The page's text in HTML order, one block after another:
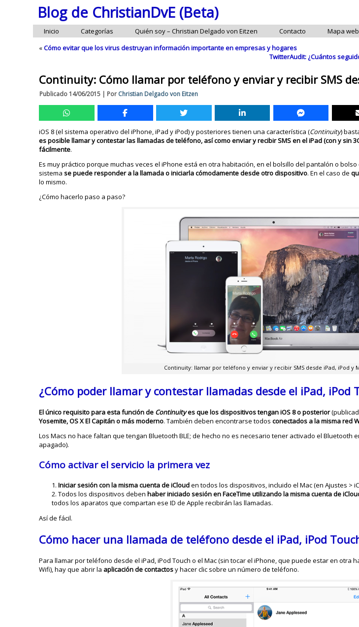
Blog de ChristianDvE (Beta)
Inicio Categorías Quién soy – Christian Delgado von Eitzen Contacto
Mapa web
«Cómo evitar que los virus destruyan información importante en empresas y hogares
TwitterAudit: ¿Cuántos
Continuity: Cómo llamar por teléfono y enviar y recibir SMS
Publicado14/06/2015 | Por Christian Delgado von Eitzen
iOS 8 (el sistema operativo del iPhone, iPad y iPod) y posteriores tienen una característica (Continuity)
es posible llamar y contestar las llamadas de teléfono, así como enviar y recibir SMS en el iPad (con y sin
fácilmente.
Es muy práctico porque muchas veces el iPhone está en otra habitación, en el bolsillo del pantalón o
sistemase puede responder a la llamada o iniciarla cómodamente desde otro dispositivo. En el caso de
lo mismo.
¿Cómo hacerlo paso a paso?
Continuity: llamar por teléfono y enviar y recibir SMS desde iPad, iPod y
¿Cómo poder llamar y contestar llamadas desde el iPad, iPod
El único requisito para esta función de Continuityes que los dispositivos tengan iOS 8 o posterior
Yosemite, OS X El Capitán o más moderno. También deben encontrarse todosconectados a la misma red
Los Macs no hace faltan que tengan Bluetooth BLE; de hecho no es necesario tener activado el Bluetooth
apagado).
Cómo activar el servicio la primera vez
Iniciar sesión con la misma cuenta de iClouden todos los dispositivos, incluido el Mac (en Ajustes >
Todos los dispositivos debenhaber iniciado sesión en FaceTime utilizando la misma cuenta de
todos los aparatos que compartan ese ID de Apple recibirán las llamadas.
Así de fácil.
Cómo hacer una llamada de teléfono desde el iPad, iPod
Para llamar por teléfono desde el iPad, iPod Touch o el Mac (sin tocar el iPhone, que puede estar en otra
Wifi), hay que abrir la aplicación de contactosy hacer clic sobre un número de teléfono.